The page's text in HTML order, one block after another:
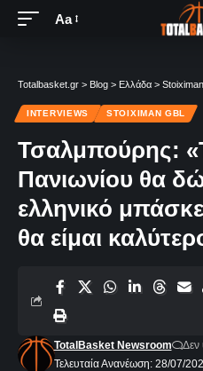
Aa
Totalbasket.gr > Blog > Ελλάδα >
INTERVIEWS STOIXIMAN GBL
Τσαλμπούρης:
Πανιωνίου θα
ελληνικό
θα είμαι
Τελευταία Ανανέωση: 28/07/
TotalBasket Newsroom Δεν